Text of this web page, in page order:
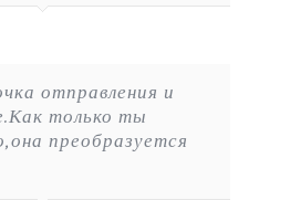
отправления и
только ты
преобразуется